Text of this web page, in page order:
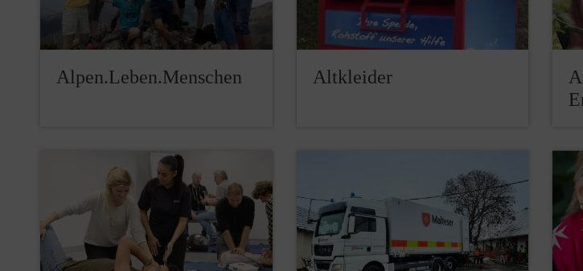
Alpen.Leben.Menschen Altkleider